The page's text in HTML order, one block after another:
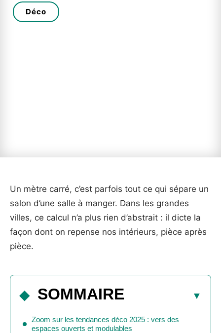
Déco
Un mètre carré, c’est parfois tout ce qui sépare un
salon d’une salle à manger. Dans les grandes
villes, ce calcul n’a plus rien d’abstrait : il dicte la
façon dont on repense nos intérieurs, pièce après
pièce.
SOMMAIRE
Zoom sur les tendances déco 2025 : vers des
espaces ouverts et modulables